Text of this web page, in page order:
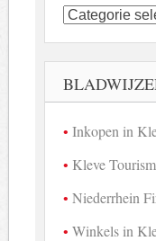
Kleefse
bedrijven
beeld
Inkopen in
Kleve
Niederrhein
Winkels in